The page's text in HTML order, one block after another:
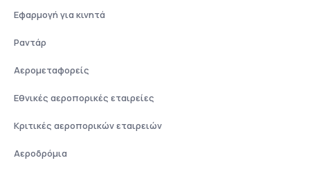
Εφαρμογή για κινητά
Ραντάρ
Αερομεταφορείς
Εθνικές αεροπορικές εταιρείες
Κριτικές αεροπορικών εταιρειών
Αεροδρόμια